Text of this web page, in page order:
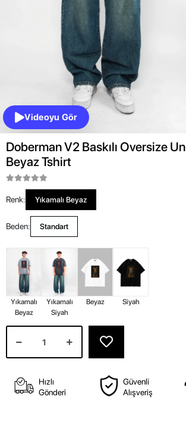
Videoyu Gör
Doberman V2 Baskılı Oversize
Beyaz Tshirt
Renk: Yıkamalı Beyaz
Beden: Standart
Yıkamalı
Beyaz
Yıkamalı
Siyah
Beyaz Siyah
Hızlı
Gönderi
Güvenli
Alışveriş